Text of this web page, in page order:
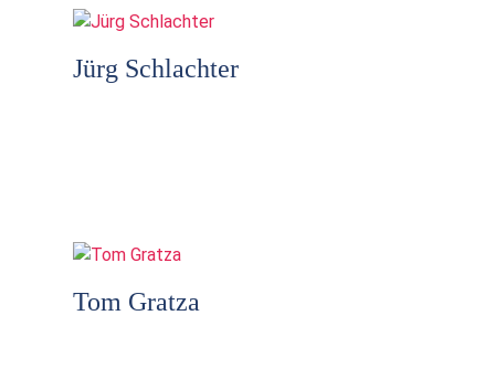
Jürg Schlachter
Tom Gratza